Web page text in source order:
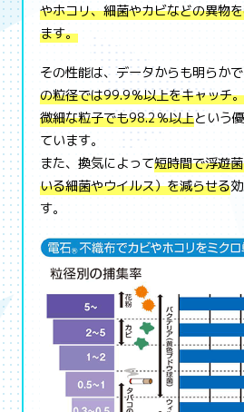
やホコリ、細菌やカビなどの異物
ます。
その性能は、データからも明らかで
の粒径では99.9％以上をキャッチ
微細な粒子でも98.2％以上という
ています。
また、換気によって短時間で浮遊
いる細菌やウイルス）を減らせる
す。